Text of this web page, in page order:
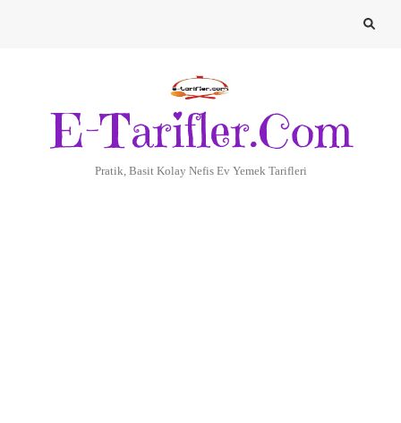
E-Tarifler.Com
Pratik, Basit Kolay Nefis Ev Yemek Tarifleri